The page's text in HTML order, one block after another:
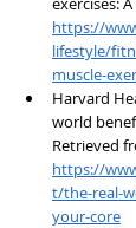
https://
lifestyle/
muscle-
Harvard
world
Retrieved
https://
t/the-real-
your-core